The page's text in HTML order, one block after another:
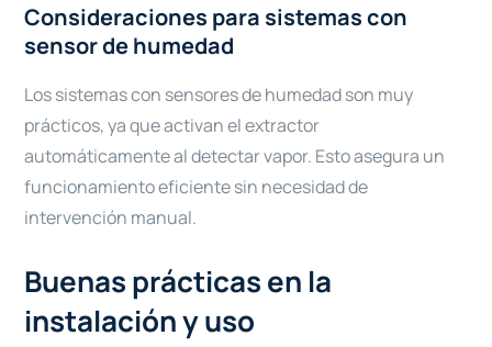
Consideraciones para sistemas con
sensor de humedad
Los sistemas con sensores de humedad son muy
prácticos, ya que activan el extractor
automáticamente al detectar vapor. Esto asegura un
funcionamiento eficiente sin necesidad de
intervención manual.
Buenas prácticas en la
instalación y uso